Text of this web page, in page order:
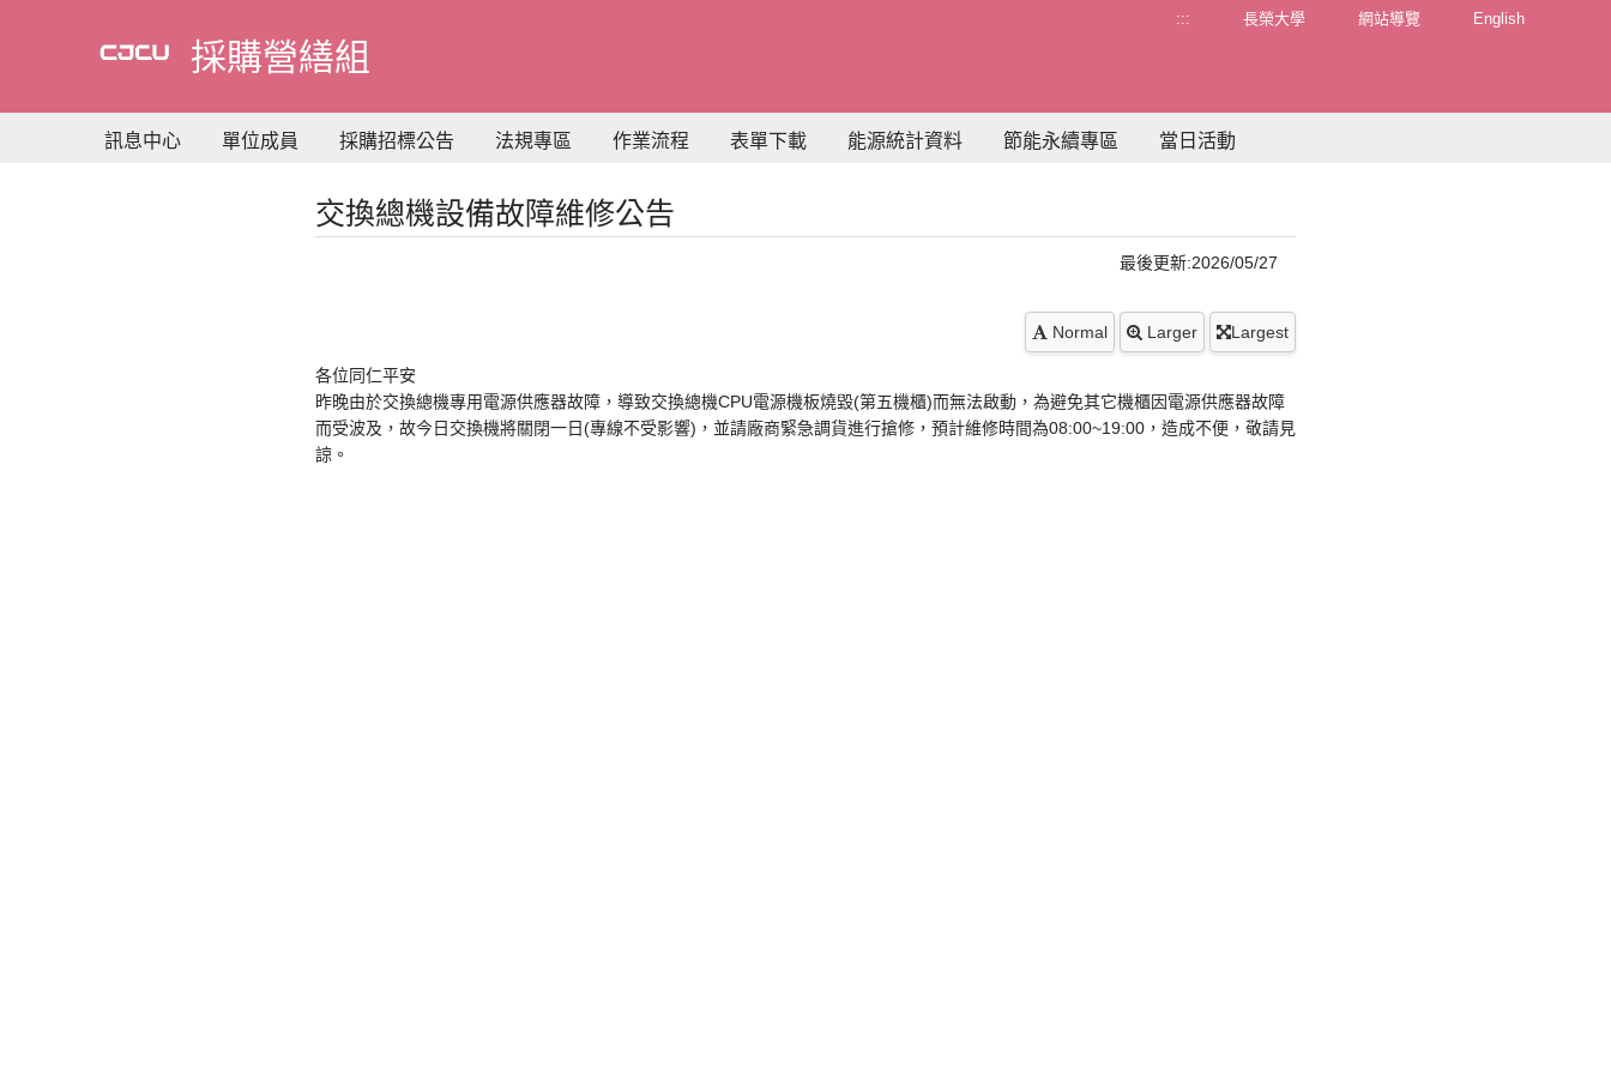
要
容
採購營繕組
::: 長榮大學 網站導覽 English
訊息中心 單位成員 採購招標公告 法規專區 作業流程 表單下載 能源統計資料 節能永續專區 當日活動
交換總機設備故障維修公告
最後更新:2026/05/27
Normal Larger Largest
各位同仁平安
昨晚由於交換總機專用電源供應器故障，導致交換總機CPU電源機板燒毀(第五機櫃)而無法啟動，為避免其它機櫃因電源供應器故障
而受波及，故今日交換機將關閉一日(專線不受影響)，並請廠商緊急調貨進行搶修，預計維修時間為08:00~19:00，造成不便，敬請見
諒。